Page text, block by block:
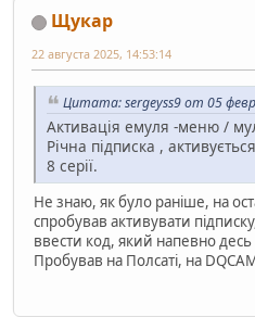
Щукар
22 августа 2025, 14:53:14
Цитата: sergeyss9 от 05
Активація емуля -меню /
Річна підписка ,
8 серії.
Не знаю, як було раніше, на
спробував активувати
ввести код, який напевно
Пробував на Полсаті, на